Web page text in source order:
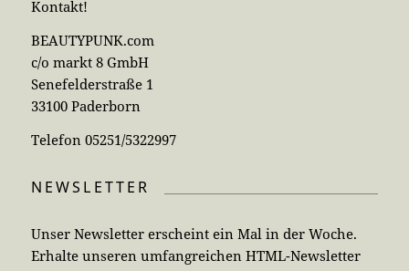
Kontakt!
BEAUTYPUNK.com
c/o markt 8 GmbH
Senefelderstraße 1
33100 Paderborn
Telefon 05251/5322997
NEWSLETTER
Unser Newsletter erscheint ein Mal in der Woche.
Erhalte unseren umfangreichen HTML-Newsletter